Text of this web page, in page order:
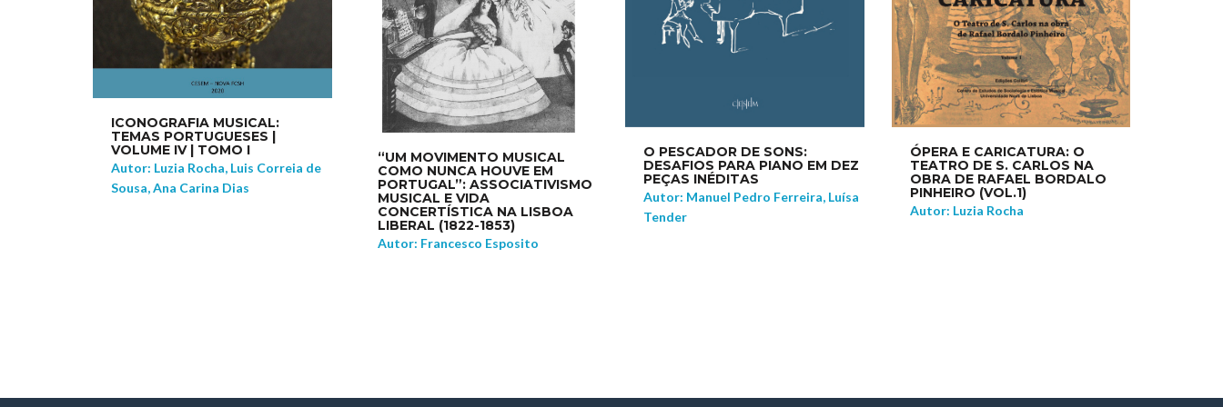
ICONOGRAFIA MUSICAL:
TEMAS PORTUGUESES |
VOLUME IV | TOMO I
Autor: Luzia Rocha, Luis Correia de
Sousa, Ana Carina Dias
“UM MOVIMENTO MUSICAL
COMO NUNCA HOUVE EM
PORTUGAL”: ASSOCIATIVISMO
MUSICAL E VIDA
CONCERTÍSTICA NA LISBOA
LIBERAL (1822-1853)
Autor: Francesco Esposito
O PESCADOR DE SONS:
DESAFIOS PARA PIANO EM DEZ
PEÇAS INÉDITAS
Autor: Manuel Pedro Ferreira, Luísa
Tender
ÓPERA E CARICATURA: O
TEATRO DE S. CARLOS NA
OBRA DE RAFAEL BORDALO
PINHEIRO (VOL.1)
Autor: Luzia Rocha